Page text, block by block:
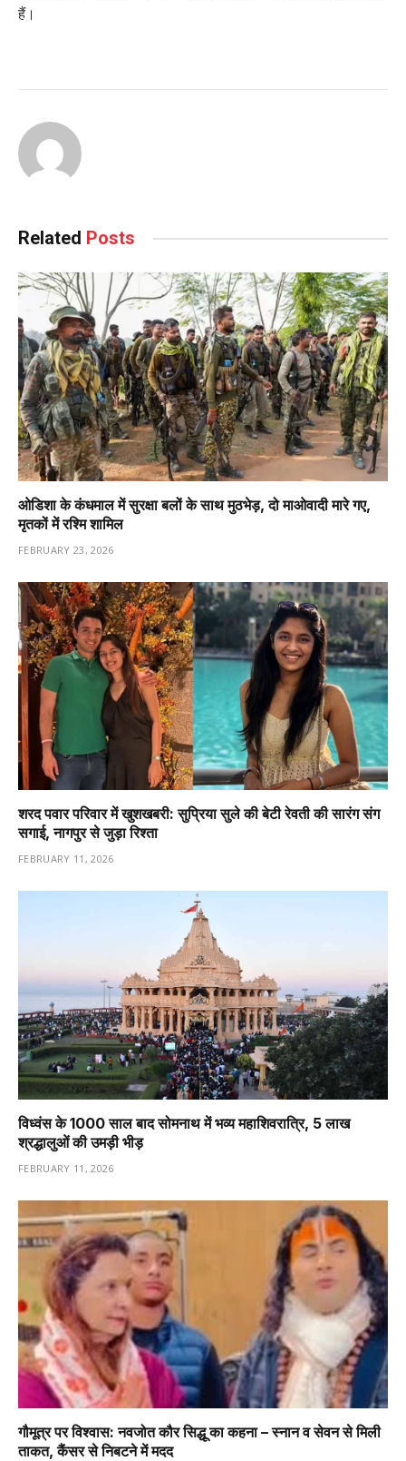
हैं।
Related Posts
ओडिशा के कंधमाल में सुरक्षा बलों के साथ मुठभेड़, दो माओवादी मारे गए,
मृतकों में रश्मि शामिल
FEBRUARY 23, 2026
शरद पवार परिवार में खुशखबरी: सुप्रिया सुले की बेटी रेवती की सारंग संग
सगाई, नागपुर से जुड़ा रिश्ता
FEBRUARY 11, 2026
विध्वंस के 1000 साल बाद सोमनाथ में भव्य महाशिवरात्रि, 5 लाख
श्रद्धालुओं की उमड़ी भीड़
FEBRUARY 11, 2026
गौमूत्र पर विश्वास: नवजोत कौर सिद्धू का कहना – स्नान व सेवन से मिली
ताकत, कैंसर से निबटने में मदद